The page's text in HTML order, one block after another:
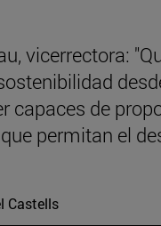
vicerrectora:
capaces de
permitan el
Castells